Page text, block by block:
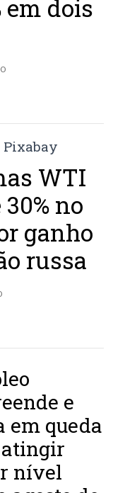
em dois
WTI
no
ganho
russa
e
em queda
atingir
nível